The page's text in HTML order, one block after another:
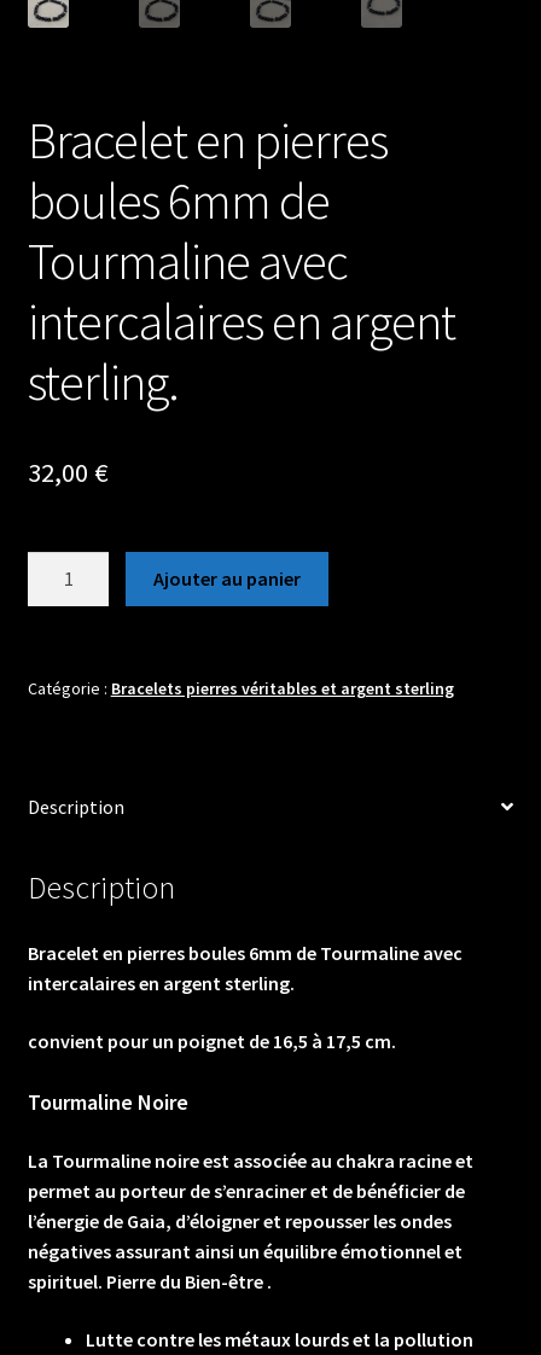
Bracelet en pierres
boules 6mm de
Tourmaline avec
intercalaires en argent
sterling.
32,00 €
pierres
Tourmaline
en
sterling.
Ajouter au panier
Catégorie : Bracelets pierres véritables et argent sterling
Description
Description
Bracelet en pierres boules 6mm de Tourmaline avec
intercalaires en argent sterling.
convient pour un poignet de 16,5 à 17,5 cm.
Tourmaline Noire
La Tourmaline noire est associée au chakra racine et
permet au porteur de s’enraciner et de bénéficier de
l’énergie de Gaia, d’éloigner et repousser les ondes
négatives assurant ainsi un équilibre émotionnel et
spirituel. Pierre du Bien-être .
Lutte contre les métaux lourds et la pollution